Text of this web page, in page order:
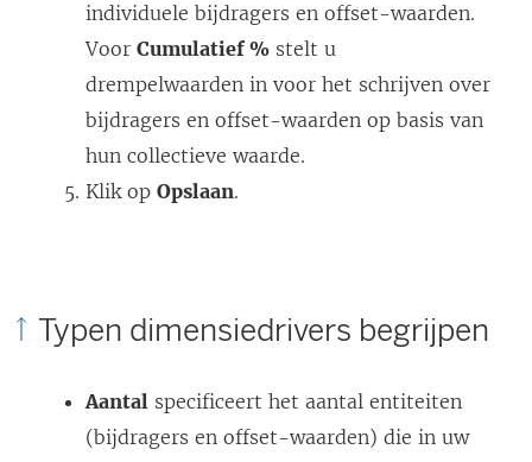
individuele bijdragers en offset-waarden.
Voor Cumulatief % stelt u
drempelwaarden in voor het schrijven over
bijdragers en offset-waarden op basis van
hun collectieve waarde.
Klik op Opslaan.
Typen dimensiedrivers begrijpen
Aantal specificeert het aantal entiteiten
(bijdragers en offset-waarden) die in uw